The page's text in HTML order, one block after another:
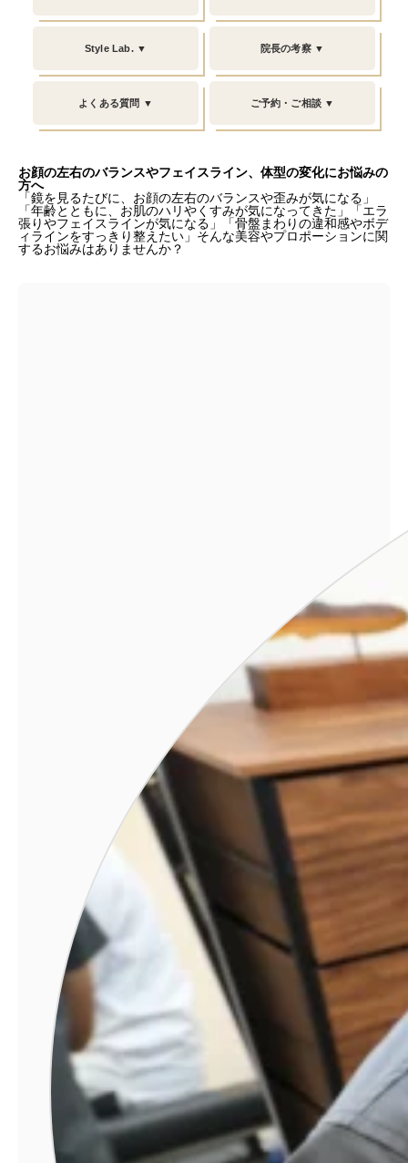
Style Lab. ▼ 院長の考察 ▼
よくある質問 ▼ ご予約・ご相談 ▼
お顔の左右のバランスやフェイスライン、体型の変化にお悩みの
方へ
「鏡を見るたびに、お顔の左右のバランスや歪みが気になる」
「年齢とともに、お肌のハリやくすみが気になってきた」「エラ
張りやフェイスラインが気になる」「骨盤まわりの違和感やボデ
ィラインをすっきり整えたい」そんな美容やプロポーションに関
するお悩みはありませんか？